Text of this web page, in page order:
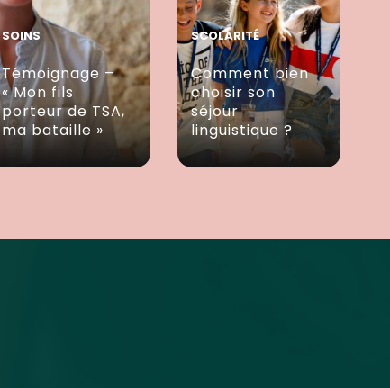
SOINS
Témoignage –
« Mon fils
porteur de TSA,
ma bataille »
SCOLARITÉ
Comment bien
choisir son
séjour
linguistique ?